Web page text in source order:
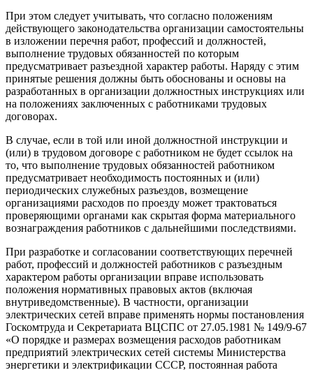
При этом следует учитывать, что согласно положениям
действующего законодательства организации самостоятельны
в изложении перечня работ, профессий и должностей,
выполнение трудовых обязанностей по которым
предусматривает разъездной характер работы. Наряду с этим
принятые решения должны быть обоснованы и основы на
разработанных в организации должностных инструкциях или
на положениях заключенных с работниками трудовых
договорах.
В случае, если в той или иной должностной инструкции и
(или) в трудовом договоре с работником не будет ссылок на
то, что выполнение трудовых обязанностей работником
предусматривает необходимость постоянных и (или)
периодических служебных разъездов, возмещение
организациями расходов по проезду может трактоваться
проверяющими органами как скрытая форма материального
вознаграждения работников с дальнейшими последствиями.
При разработке и согласовании соответствующих перечней
работ, профессий и должностей работников с разъездным
характером работы организации вправе использовать
положения нормативных правовых актов (включая
внутриведомственные). В частности, организации
электрических сетей вправе применять нормы постановления
Госкомтруда и Секретариата ВЦСПС от 27.05.1981 № 149/9-67
«О порядке и размерах возмещения расходов работникам
предприятий электрических сетей системы Министерства
энергетики и электрификации СССР, постоянная работа